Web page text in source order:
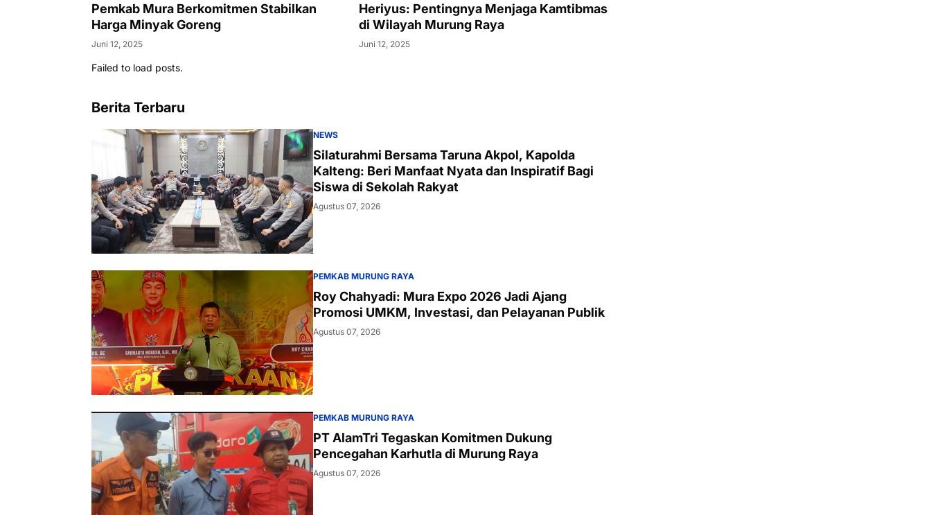
Pemkab Mura Berkomitmen Stabilkan
Harga Minyak Goreng
Juni 12, 2025
Heriyus: Pentingnya Menjaga Kamtibmas
di Wilayah Murung Raya
Juni 12, 2025
Failed to load posts.
Berita Terbaru
NEWS
Silaturahmi Bersama Taruna Akpol, Kapolda
Kalteng: Beri Manfaat Nyata dan Inspiratif Bagi
Siswa di Sekolah Rakyat
Agustus 07, 2026
PEMKAB MURUNG RAYA
Roy Chahyadi: Mura Expo 2026 Jadi Ajang
Promosi UMKM, Investasi, dan Pelayanan Publik
Agustus 07, 2026
PEMKAB MURUNG RAYA
PT AlamTri Tegaskan Komitmen Dukung
Pencegahan Karhutla di Murung Raya
Agustus 07, 2026